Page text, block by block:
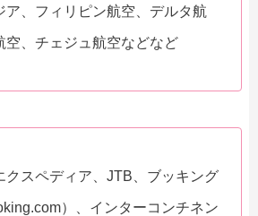
ア、フィリピン航空、デルタ航
空、チェジュ航空などなど
クスペディア、JTB、ブッキング
）、インターコンチネン